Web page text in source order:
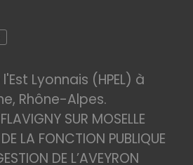
Lyonnais (HPEL) à
Rhône-Alpes.
SUR MOSELLE
LA FONCTION PUBLIQUE
DE L’AVEYRON